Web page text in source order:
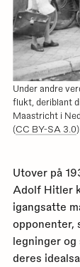
Under andre
flukt, deriblant
Maastricht i
(CC BY-SA 3.0).
Utover på
Adolf Hitler
igangsatte
opponenter,
legninger og
deres